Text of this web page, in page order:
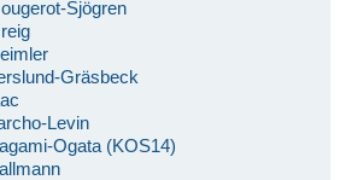
Sjögren
Gräsbeck
Levin
Ogata (KOS14)